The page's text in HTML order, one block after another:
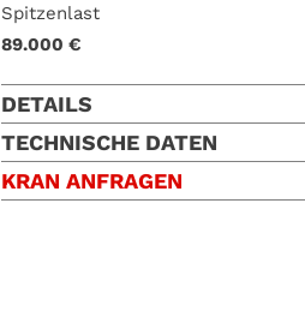
Spitzenlast
89.000 €
DETAILS
TECHNISCHE DATEN
KRAN ANFRAGEN